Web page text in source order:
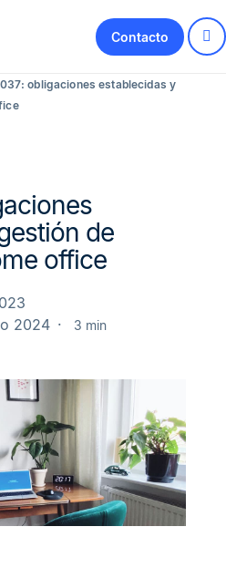
Contacto
obligaciones establecidas y
de
office
2024
3 min